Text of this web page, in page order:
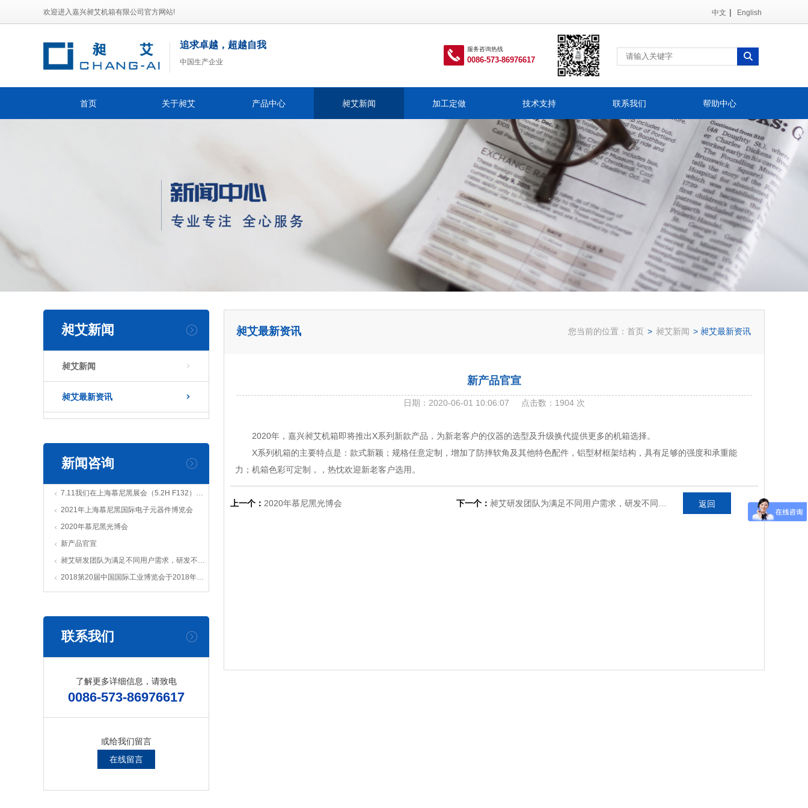
欢迎进入嘉兴昶艾机箱有限公司官方网站! 中文 | English
追求卓越，超越自我
中国生产企业  服务咨询热线
0086-573-86976617
首页 关于昶艾 产品中心 昶艾新闻 加工定做 技术支持 联系我们 帮助中心
昶艾新闻
昶艾新闻 
昶艾最新资讯 
新闻咨询
7.11我们在上海慕尼黑展会（5.2H F132）不见不散
2021年上海慕尼黑国际电子元器件博览会
2020年慕尼黑光博会
新产品官宣
昶艾研发团队为满足不同用户需求，研发不同款专利产品机箱
2018第20届中国国际工业博览会于2018年9月19日-23日在国家会展中心（上海）举行
联系我们
了解更多详细信息，请致电
0086-573-86976617
或给我们留言
在线留言
昶艾最新资讯 您当前的位置： 首页 > 昶艾新闻 > 昶艾最新资讯
新产品官宣
日期：2020-06-01 10:06:07 点击数：1904 次
2020年，嘉兴昶艾机箱即将推出X系列新款产品，为新老客户的仪器的选型及升级换代提供更多的机箱选择。
X系列机箱的主要特点是：款式新颖；规格任意定制，增加了防摔软角及其他特色配件，铝型材框架结构，具有足够的强度和承重能
力；机箱色彩可定制，，热忱欢迎新老客户选用。
上一个： 2020年慕尼黑光博会 下一个： 昶艾研发团队为满足不同用户需求，研发不同款专利产品机箱 返回